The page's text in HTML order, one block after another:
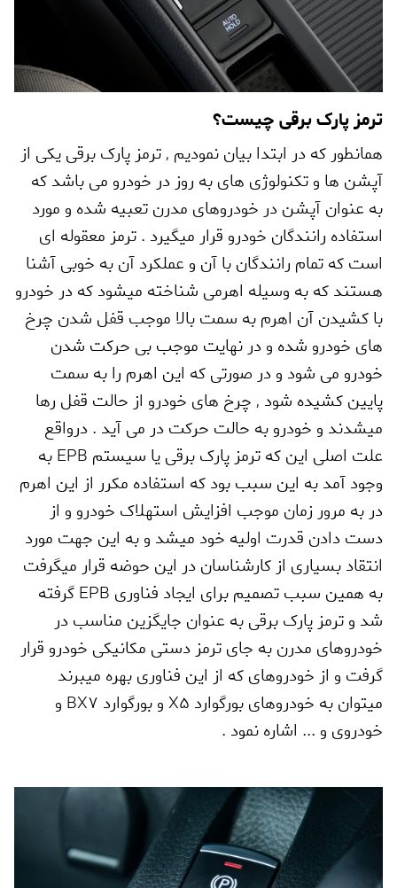
ترمز پارک برقی چیست؟
همانطور که در ابتدا بیان نمودیم ,ترمز پارک برقی یکی از
آپشن ها و تکنولوژی های به روز در خودرو می باشد که
به عنوان آپشن در خودروهای مدرن تعبیه شده و مورد
استفاده رانندگان خودرو قرار میگیرد . ترمز معقوله ای
است که تمام رانندگان با آن و عملکرد آن به خوبی آشنا
هستند که به وسیله اهرمی شناخته میشود که در خودرو
با کشیدن آن اهرم به سمت بالا موجب قفل شدن چرخ
های خودرو شده و در نهایت موجب بی حرکت شدن
خودرو می شود و در صورتی که این اهرم را به سمت
پایین کشیده شود ,چرخ های خودرو از حالت قفل رها
میشدند و خودرو به حالت حرکت در می آید . درواقع
علت اصلی این که ترمز پارک برقی یا سیستم EPBبه
وجود آمد به این سبب بود که استفاده مکرر از این اهرم
در به مرور زمان موجب افزایش استهلاک خودرو و از
دست دادن قدرت اولیه خود میشد و به این جهت مورد
انتقاد بسیاری از کارشناسان در این حوضه قرار میگرفت
به همین سبب تصمیم برای ایجاد فناوری EPBگرفته
شد و ترمز پارک برقی به عنوان جایگزین مناسب در
خودروهای مدرن به جای ترمز دستی مکانیکی خودرو قرار
گرفت و از خودروهای که از این فناوری بهره میبرند
میتوان به خودروهای بورگوارد X5و بورگوارد BX7 و
خودروی و ... اشاره نمود .